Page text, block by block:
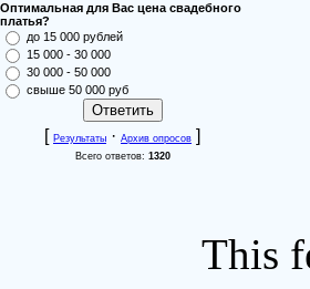
Оптимальная для Вас цена свадебного
платья?
до 15 000 рублей
15 000 - 30 000
30 000 - 50 000
свыше 50 000 руб
[ Результаты · Архив опросов ]
Всего ответов: 1320
This